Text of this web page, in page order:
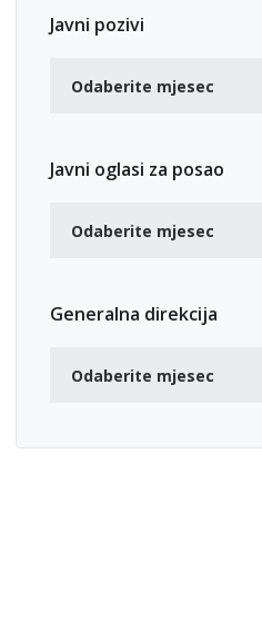
Javni pozivi
Javni oglasi za posao
Generalna direkcija